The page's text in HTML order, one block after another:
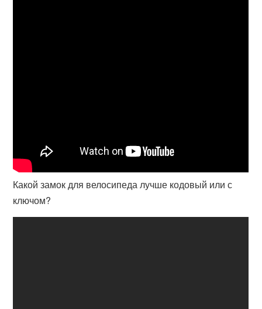
Какой замок для велосипеда лучше кодовый или с
ключом?